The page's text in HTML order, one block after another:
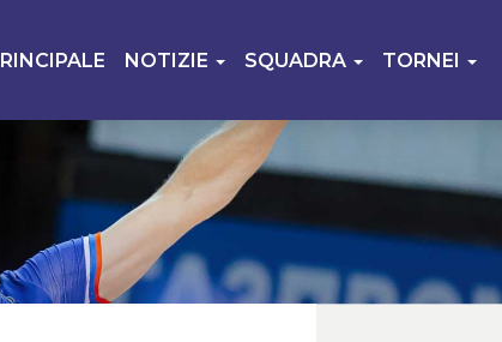
NOTIZIE SQUADRA TORNEI